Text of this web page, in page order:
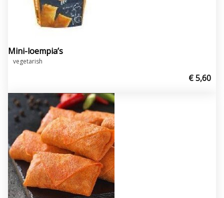
Mini-loempia’s
vegetarish
€ 5,60